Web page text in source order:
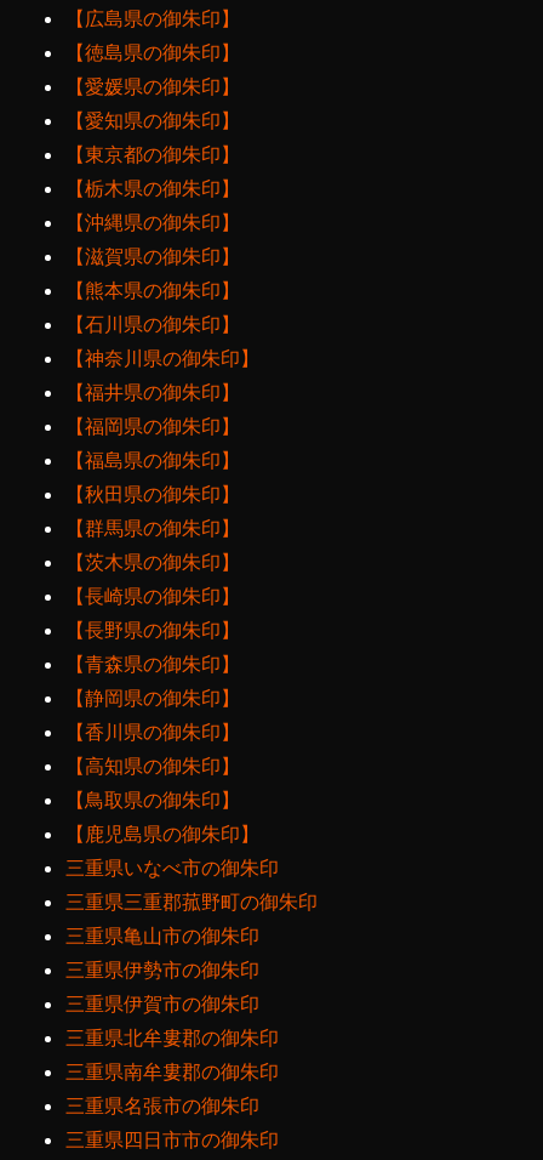
【広島県の御朱印】
【徳島県の御朱印】
【愛媛県の御朱印】
【愛知県の御朱印】
【東京都の御朱印】
【栃木県の御朱印】
【沖縄県の御朱印】
【滋賀県の御朱印】
【熊本県の御朱印】
【石川県の御朱印】
【神奈川県の御朱印】
【福井県の御朱印】
【福岡県の御朱印】
【福島県の御朱印】
【秋田県の御朱印】
【群馬県の御朱印】
【茨木県の御朱印】
【長崎県の御朱印】
【長野県の御朱印】
【青森県の御朱印】
【静岡県の御朱印】
【香川県の御朱印】
【高知県の御朱印】
【鳥取県の御朱印】
【鹿児島県の御朱印】
三重県いなべ市の御朱印
三重県三重郡菰野町の御朱印
三重県亀山市の御朱印
三重県伊勢市の御朱印
三重県伊賀市の御朱印
三重県北牟婁郡の御朱印
三重県南牟婁郡の御朱印
三重県名張市の御朱印
三重県四日市市の御朱印